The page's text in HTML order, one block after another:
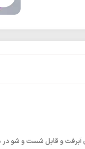
آبرفت و قابل شست و شو در